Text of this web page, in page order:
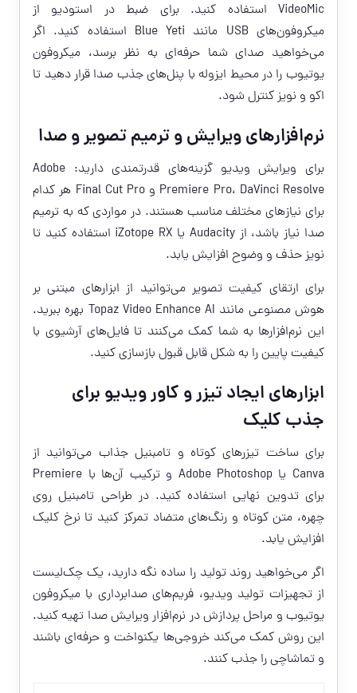
VideoMic استفاده کنید. برای ضبط در استودیو از
میکروفون‌های USB مانند Blue Yeti استفاده کنید. اگر
می‌خواهید صدای شما حرفه‌ای به نظر برسد، میکروفون
یوتیوب را در محیط ایزوله با پنل‌های جذب صدا قرار دهید تا
اکو و نویز کنترل شود.
نرم‌افزارهای ویرایش و ترمیم تصویر و صدا
برای ویرایش ویدیو گزینه‌های قدرتمندی دارید: Adobe
Premiere Pro، DaVinci Resolve و Final Cut Pro هر کدام
برای نیازهای مختلف مناسب هستند. در مواردی که به ترمیم
صدا نیاز باشد، از Audacity یا iZotope RX استفاده کنید تا
نویز حذف و وضوح افزایش یابد.
برای ارتقای کیفیت تصویر می‌توانید از ابزارهای مبتنی بر
هوش مصنوعی مانند Topaz Video Enhance AI بهره ببرید.
این نرم‌افزارها به شما کمک می‌کنند تا فایل‌های آرشیوی با
کیفیت پایین را به شکل قابل قبول بازسازی کنید.
ابزارهای ایجاد تیزر و کاور ویدیو برای
جذب کلیک
برای ساخت تیزرهای کوتاه و تامبنیل‌ جذاب می‌توانید از
Canva یا Adobe Photoshop و ترکیب آن‌ها با Premiere
برای تدوین نهایی استفاده کنید. در طراحی تامبنیل روی
چهره، متن کوتاه و رنگ‌های متضاد تمرکز کنید تا نرخ کلیک
افزایش یابد.
اگر می‌خواهید روند تولید را ساده نگه دارید، یک چک‌لیست
از تجهیزات تولید ویدیو، فریم‌های صدابرداری با میکروفون
یوتیوب و مراحل پردازش در نرم‌افزار ویرایش صدا تهیه کنید.
این روش کمک می‌کند خروجی‌ها یکنواخت و حرفه‌ای باشند
و تماشاچی را جذب کنند.